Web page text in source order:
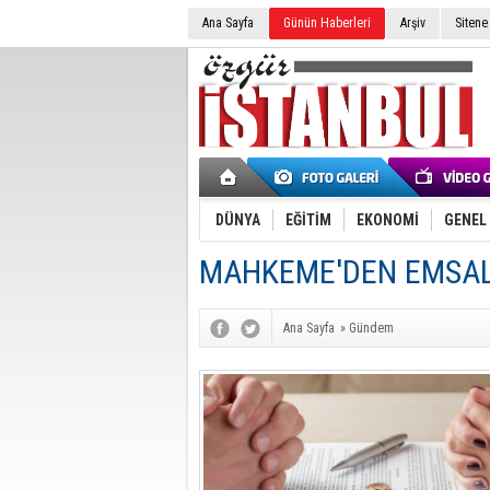
Ana Sayfa Günün Haberleri Arşiv
DÜNYA EĞİTİM EKONOMİ GENEL
MAHKEME'DEN
Ana Sayfa » Gündem